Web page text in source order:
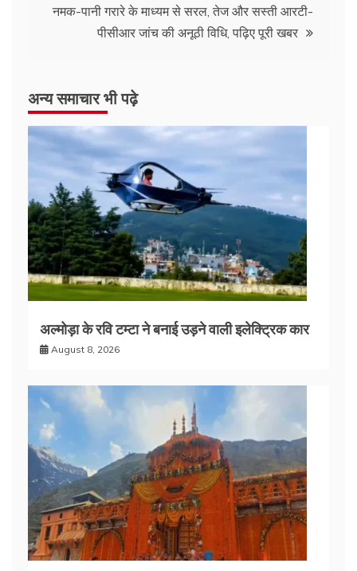
नमक-पानी गरारे के माध्यम से सरल, तेज और सस्ती आरटी-
पीसीआर जांच की अनूठी विधि, पढ़िए पूरी खबर
अन्य समाचार भी पढ़े
अल्मोड़ा के रवि टम्टा ने बनाई उड़ने वाली इलेक्ट्रिक कार
August 8, 2026